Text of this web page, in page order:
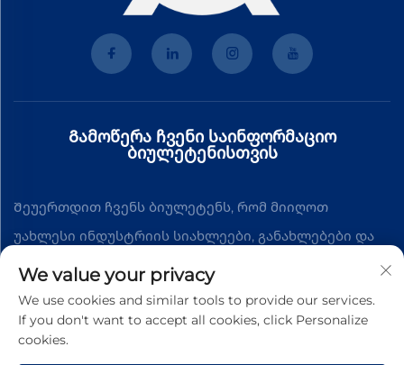
Გამოწერა ჩვენი საინფორმაციო
ბიულეტენისთვის
Შეუერთდით ჩვენს ბიულეტენს, რომ მიიღოთ
უახლესი ინდუსტრიის სიახლეები, განახლებები და
შეხედულებები ჩვენი გუნდისგან.
Გამოწერა
We value your privacy
We use cookies and similar tools to provide our services.
If you don't want to accept all cookies, click Personalize
cookies.